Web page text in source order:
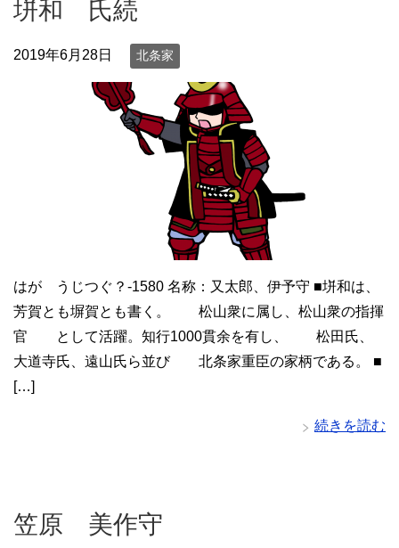
垪和 氏続
2019年6月28日 北条家
はが うじつぐ？-1580 名称：又太郎、伊予守 ■垪和は、
芳賀とも塀賀とも書く。 松山衆に属し、松山衆の指揮
官 として活躍。知行1000貫余を有し、 松田氏、
大道寺氏、遠山氏ら並び 北条家重臣の家柄である。 ■
[…]
続きを読む
笠原 美作守